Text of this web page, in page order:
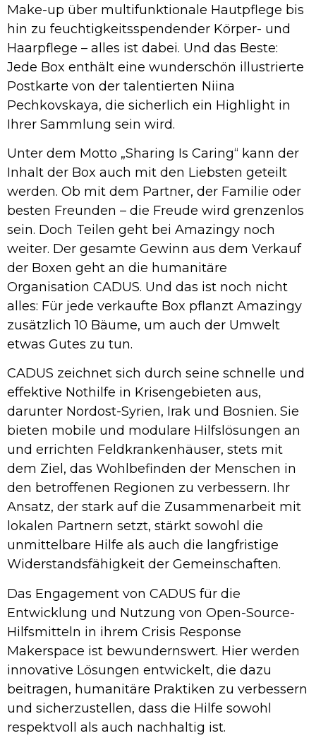
Make-up über multifunktionale Hautpflege bis
hin zu feuchtigkeitsspendender Körper- und
Haarpflege – alles ist dabei. Und das Beste:
Jede Box enthält eine wunderschön illustrierte
Postkarte von der talentierten Niina
Pechkovskaya, die sicherlich ein Highlight in
Ihrer Sammlung sein wird.
Unter dem Motto „Sharing Is Caring“ kann der
Inhalt der Box auch mit den Liebsten geteilt
werden. Ob mit dem Partner, der Familie oder
besten Freunden – die Freude wird grenzenlos
sein. Doch Teilen geht bei Amazingy noch
weiter. Der gesamte Gewinn aus dem Verkauf
der Boxen geht an die humanitäre
Organisation CADUS. Und das ist noch nicht
alles: Für jede verkaufte Box pflanzt Amazingy
zusätzlich 10 Bäume, um auch der Umwelt
etwas Gutes zu tun.
CADUS zeichnet sich durch seine schnelle und
effektive Nothilfe in Krisengebieten aus,
darunter Nordost-Syrien, Irak und Bosnien. Sie
bieten mobile und modulare Hilfslösungen an
und errichten Feldkrankenhäuser, stets mit
dem Ziel, das Wohlbefinden der Menschen in
den betroffenen Regionen zu verbessern. Ihr
Ansatz, der stark auf die Zusammenarbeit mit
lokalen Partnern setzt, stärkt sowohl die
unmittelbare Hilfe als auch die langfristige
Widerstandsfähigkeit der Gemeinschaften.
Das Engagement von CADUS für die
Entwicklung und Nutzung von Open-Source-
Hilfsmitteln in ihrem Crisis Response
Makerspace ist bewundernswert. Hier werden
innovative Lösungen entwickelt, die dazu
beitragen, humanitäre Praktiken zu verbessern
und sicherzustellen, dass die Hilfe sowohl
respektvoll als auch nachhaltig ist.